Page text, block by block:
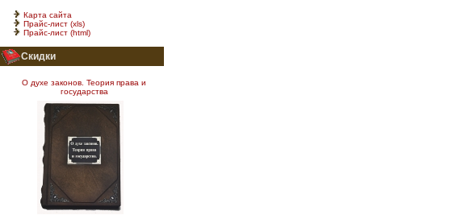
Карта сайта
Прайс-лист (xls)
Прайс-лист (html)
Скидки
О духе законов. Теория права и
государства